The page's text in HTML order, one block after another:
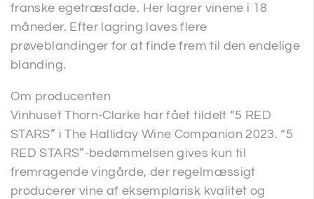
franske egetræsfade. Her lagrer vinene i 18
måneder. Efter lagring laves flere
prøveblandinger for at finde frem til den endelige
blanding.
Om producenten
Vinhuset Thorn-Clarke har fået tildelt “5 RED
STARS” i The Halliday Wine Companion 2023. “5
RED STARS”-bedømmelsen gives kun til
fremragende vingårde, der regelmæssigt
producerer vine af eksemplarisk kvalitet og